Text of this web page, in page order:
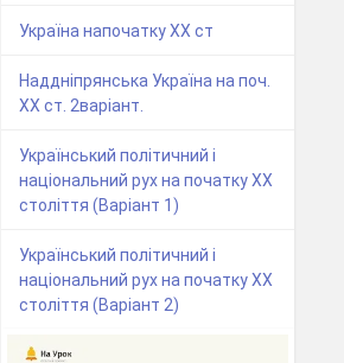
Україна напочатку XX cт
Наддніпрянська Україна на поч.
ХХ ст. 2варіант.
Український політичний і
національний рух на початку ХХ
століття (Варіант 1)
Український політичний і
національний рух на початку ХХ
століття (Варіант 2)